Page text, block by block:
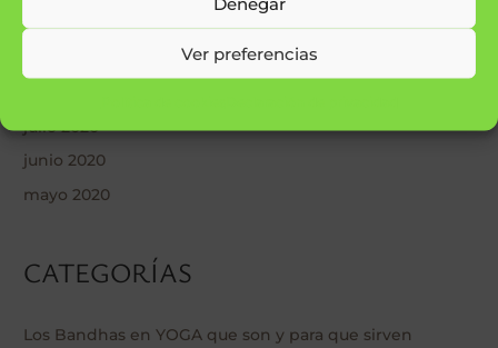
Ver preferencias
noviembre 2020
julio 2020
junio 2020
mayo 2020
CATEGORÍAS
Los Bandhas en YOGA que son y para que sirven